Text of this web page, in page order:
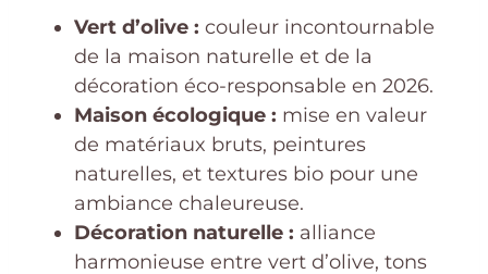
Vert d’olive : couleur incontournable
de la maison naturelle et de la
décoration éco-responsable en 2026.
Maison écologique : mise en valeur
de matériaux bruts, peintures
naturelles, et textures bio pour une
ambiance chaleureuse.
Décoration naturelle : alliance
harmonieuse entre vert d’olive, tons